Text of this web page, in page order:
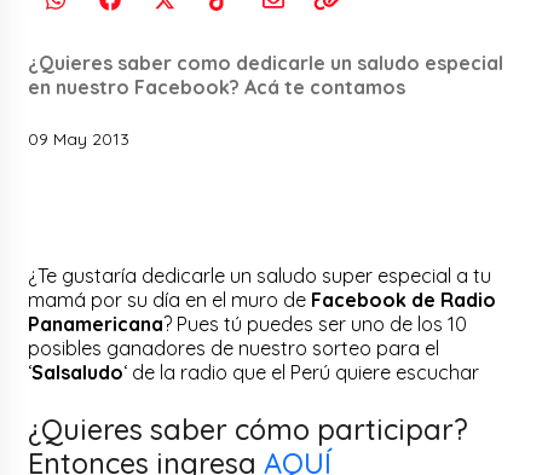
¿Quieres saber como dedicarle un saludo especial
en nuestro Facebook? Acá te contamos
09 May 2013
¿Te gustaría dedicarle un saludo super especial a tu
mamá por su día en el muro de Facebook de Radio
Panamericana? Pues tú puedes ser uno de los 10
posibles ganadores de nuestro sorteo para el
‘Salsaludo‘ de la radio que el Perú quiere escuchar
¿Quieres saber cómo participar?
Entonces ingresaAQUÍ